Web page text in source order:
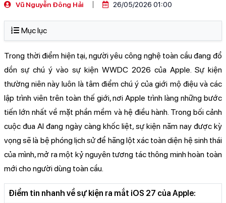
Vũ Nguyễn Đông Hải 26/05/2026 01:00
Mục lục
Trong thời điểm hiện tại, người yêu công nghệ toàn cầu đang đổ
dồn sự chú ý vào sự kiện WWDC 2026 của Apple. Sự kiện
thường niên này luôn là tâm điểm chú ý của giới mộ điệu và các
lập trình viên trên toàn thế giới, nơi Apple trình làng những bước
tiến lớn nhất về mặt phần mềm và hệ điều hành. Trong bối cảnh
cuộc đua AI đang ngày càng khốc liệt, sự kiện năm nay được kỳ
vọng sẽ là bệ phóng lịch sử để hãng lột xác toàn diện hệ sinh thái
của mình, mở ra một kỷ nguyên tương tác thông minh hoàn toàn
mới cho người dùng toàn cầu.
Điểm tin nhanh về sự kiện ra mắt iOS 27 của Apple: